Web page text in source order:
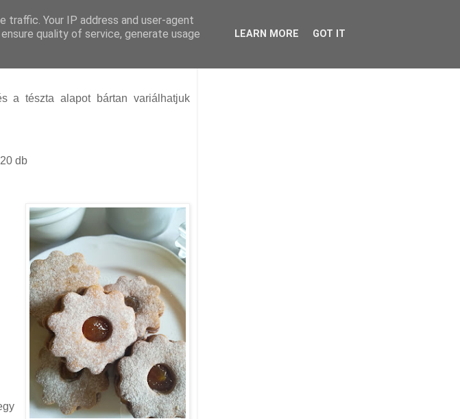
a tészta alapot bártan variálhatjuk
db
Your IP address and user-agent
quality of service, generate usage
LEARN MORE GOT IT